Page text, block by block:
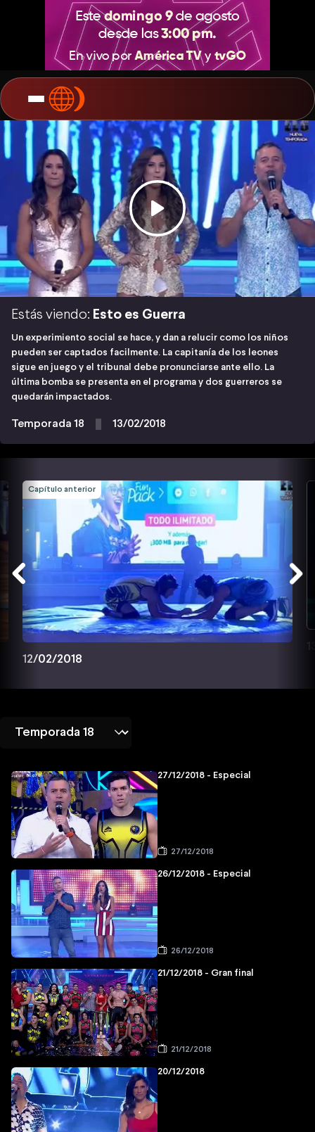
Estás viendo: Esto es Guerra
Un experimiento social se hace, y dan a relucir como los niños
pueden ser captados facilmente. La capitanía de los leones
sigue en juego y el tribunal debe pronunciarse ante ello. La
última bomba se presenta en el programa y dos guerreros se
quedarán impactados.
Temporada 18 13/02/2018
Capítulo anterior
12/02/2018
27/12/2018 - Especial
27/12/2018
26/12/2018 - Especial
26/12/2018
21/12/2018 - Gran final
21/12/2018
20/12/2018